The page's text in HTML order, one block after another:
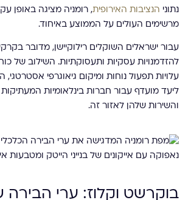
נתוני הנציבות האירופית, רומניה מציגה באופן
מרשימים העולים על הממוצע באיחוד.
עבור ישראלים השוקלים רילוקיישן, מדובר
להזדמנויות עסקיות ותעסוקתיות. השילוב של
עלויות תפעול נוחות ומיקום גיאוגרפי אסטרטגי,
ליעד מועדף עבור חברות בינלאומיות
והשירות שלהן לאזור זה.
בוקרשט וקלוז: ערי הבירה